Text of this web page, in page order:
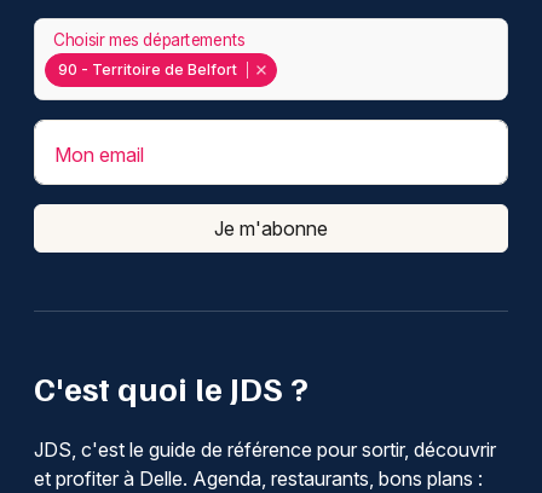
C'est quoi le JDS ?
JDS, c'est le guide de référence pour sortir, découvrir
et profiter à Delle. Agenda, restaurants, bons plans :
90 - Territoire de Belfort
Choisir mes départements
Mon email
Je m'abonne